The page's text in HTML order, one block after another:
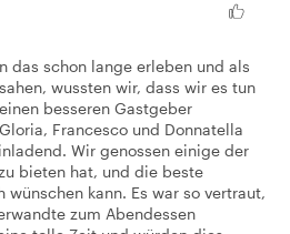
das schon lange erleben und als
wussten wir, dass wir es tun
besseren Gastgeber
Francesco und Donnatella
Wir genossen einige der
bieten hat, und die beste
kann. Es war so vertraut,
zum Abendessen